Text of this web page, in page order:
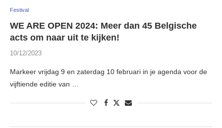
Festival
WE ARE OPEN 2024: Meer dan 45 Belgische
acts om naar uit te kijken!
10/12/2023
Markeer vrijdag 9 en zaterdag 10 februari in je agenda voor de
vijftiende editie van …